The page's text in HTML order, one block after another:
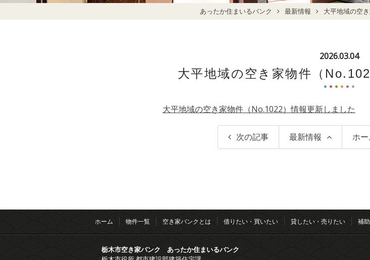
あったか住まいるバンク 最新情報 大平地域の空
2026.03.04
大平地域の空き家物件（
大平地域の空き家物件（No.1022）情報更新しました
次の記事 最新情報 ホ
ホーム 物件一覧 空き家バンクとは 借りたい・買いたい 貸したい・売りたい 補
栃木市空き家バンク あったか住まいるバンク